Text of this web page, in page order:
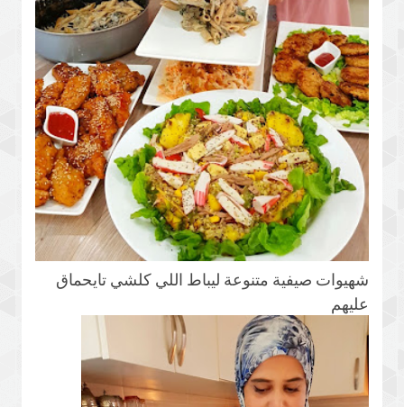
شهيوات صيفية متنوعة ليباط اللي كلشي تايحماق
عليهم